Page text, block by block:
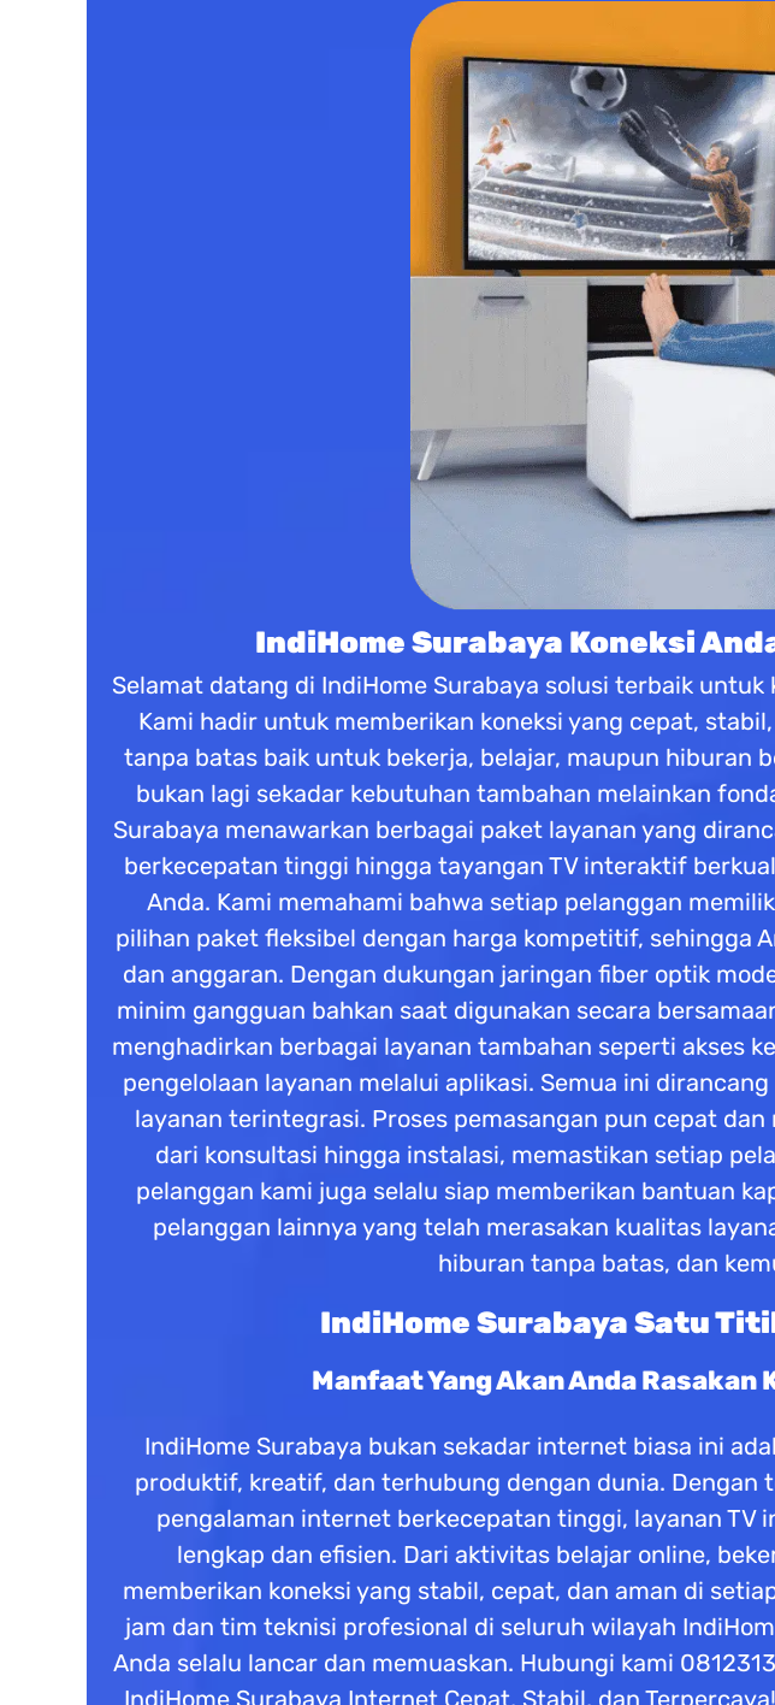
IndiHome Surabaya Koneksi
Selamat datang di IndiHome Surabaya solusi terbaik
Kami hadir untuk memberikan koneksi yang cepat,
tanpa batas baik untuk bekerja, belajar, maupun hiburan
bukan lagi sekadar kebutuhan tambahan melainkan
Surabaya menawarkan berbagai paket layanan yang
berkecepatan tinggi hingga tayangan TV interaktif
Anda. Kami memahami bahwa setiap pelanggan
pilihan paket fleksibel dengan harga kompetitif, sehingga
dan anggaran. Dengan dukungan jaringan fiber optik
minim gangguan bahkan saat digunakan secara
menghadirkan berbagai layanan tambahan seperti akses
pengelolaan layanan melalui aplikasi. Semua ini
layanan terintegrasi. Proses pemasangan pun cepat
dari konsultasi hingga instalasi, memastikan setiap
pelanggan kami juga selalu siap memberikan bantuan
pelanggan lainnya yang telah merasakan kualitas
hiburan tanpa batas, dan
IndiHome Surabaya Satu
Manfaat Yang Akan Anda
IndiHome Surabaya bukan sekadar internet biasa ini
produktif, kreatif, dan terhubung dengan dunia.
pengalaman internet berkecepatan tinggi, layanan TV
lengkap dan efisien. Dari aktivitas belajar online,
memberikan koneksi yang stabil, cepat, dan aman di
jam dan tim teknisi profesional di seluruh wilayah
Anda selalu lancar dan memuaskan. Hubungi kami
IndiHome Surabaya Internet Cepat, Stabil, dan